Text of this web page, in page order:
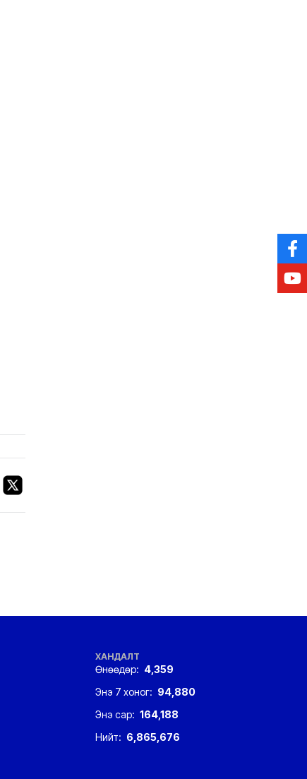
ХАНДАЛТ
Өнөөдөр: 4,359
Энэ 7 хоног: 94,880
Энэ сар: 164,188
Нийт: 6,865,676